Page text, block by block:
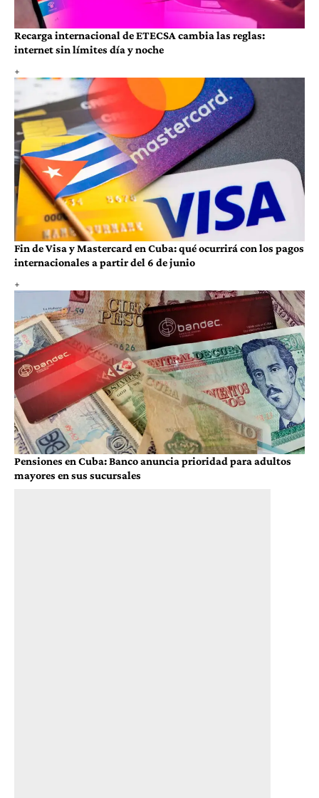
Recarga internacional de ETECSA cambia las reglas:
internet sin límites día y noche
Fin de Visa y Mastercard en Cuba: qué ocurrirá con los pagos
internacionales a partir del 6 de junio
Pensiones en Cuba: Banco anuncia prioridad para adultos
mayores en sus sucursales